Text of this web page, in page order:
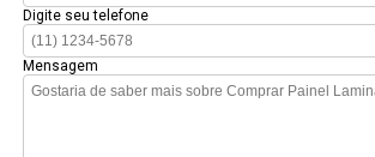
Digite seu telefone
Mensagem